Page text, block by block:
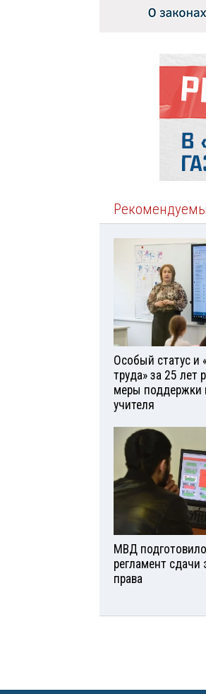
Особый статус и
труда» за 25 лет
меры поддержки
учителя
МВД
регламент сдачи
права